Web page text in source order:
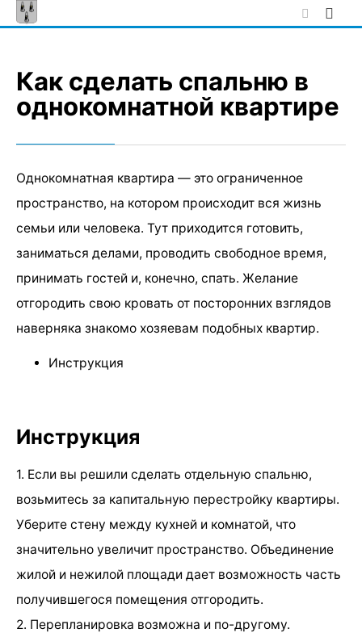
Skip
to
Как сделать спальню в
однокомнатной квартире
Однокомнатная квартира — это ограниченное
пространство, на котором происходит вся жизнь
семьи или человека. Тут приходится готовить,
заниматься делами, проводить свободное время,
принимать гостей и, конечно, спать. Желание
отгородить свою кровать от посторонних взглядов
наверняка знакомо хозяевам подобных квартир.
Инструкция
Инструкция
1. Если вы решили сделать отдельную спальню,
возьмитесь за капитальную перестройку квартиры.
Уберите стену между кухней и комнатой, что
значительно увеличит пространство. Объединение
жилой и нежилой площади дает возможность часть
получившегося помещения отгородить.
2. Перепланировка возможна и по-другому.